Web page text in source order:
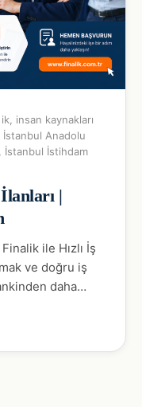
insan kaynakları
İstanbul Anadolu
İstanbul İstihdam
|
ile Hızlı İş
ve doğru iş
daha…